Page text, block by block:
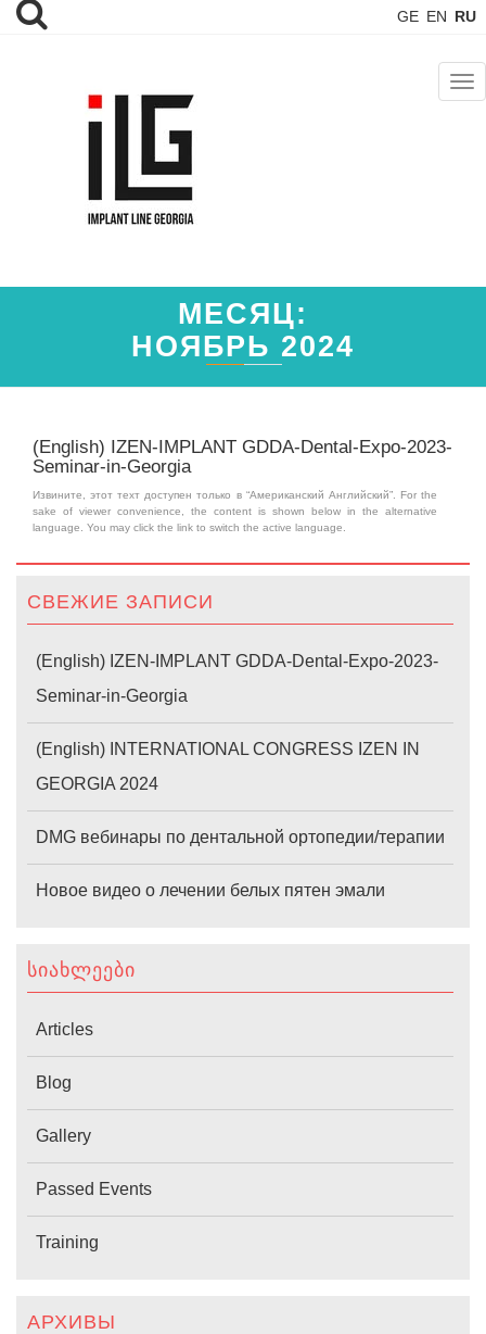
GE EN RU
МЕСЯЦ:
НОЯБРЬ 2024
(English) IZEN-IMPLANT GDDA-Dental-Expo-2023-
Seminar-in-Georgia
Извините, этот техт доступен только в “Американский Английский”. For the
sake of viewer convenience, the content is shown below in the alternative
language. You may click the link to switch the active language.
СВЕЖИЕ ЗАПИСИ
(English) IZEN-IMPLANT GDDA-Dental-Expo-2023-
Seminar-in-Georgia
(English) INTERNATIONAL CONGRESS IZEN IN
GEORGIA 2024
DMG вебинары по дентальной ортопедии/терапии
Новое видео о лечении белых пятен эмали
ᲡᲘᲐᲮᲚᲔᲔᲑᲘ
Articles
Blog
Gallery
Passed Events
Training
АРХИВЫ